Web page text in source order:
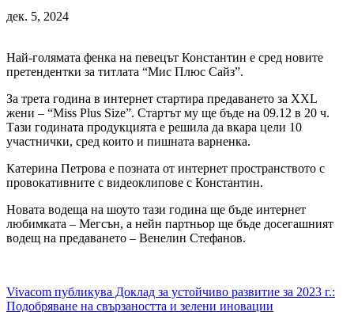
дек. 5, 2024
Най-голямата фенка на певецът Константин е сред новите
претендентки за титлата “Мис Плюс Сайз”.
За трета година в интернет стартира предаването за XXL
жени – “Miss Plus Size”. Стартът му ще бъде на 09.12 в 20 ч.
Тази годината продукцията е решила да вкара цели 10
участнички, сред които и пишната варненка.
Катерина Петрова е позната от интернет пространството с
провокативните с видеоклипове с Константин.
Новата водеща на шоуто тази година ще бъде интернет
любимката – Мегсън, а нейн партньор ще бъде досегашният
водещ на предаването – Венелин Стефанов.
Навигация
Vivacom публикува Доклад за устойчиво развитие за 2023 г.:
Подобряване на свързаността и зелени иновации